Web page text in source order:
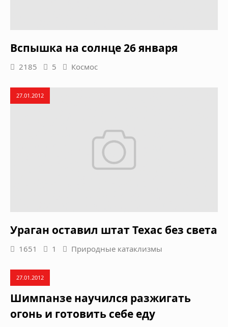
Вспышка на солнце 26 января
2185 5 Космос
27.01.2012
Ураган оставил штат Техас без света
1651 1 Природные катаклизмы
27.01.2012
Шимпанзе научился разжигать
огонь и готовить себе еду